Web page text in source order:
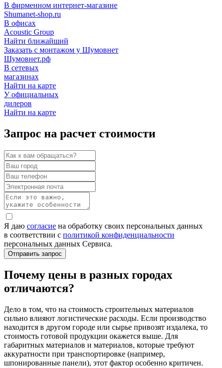
В фирменном интернет-магазине
Shumanet-shop.ru
В офисах
Acoustic Group
Найти ближайший
Заказать с монтажом у Шумовнет
Шумовнет.рф
В сетевых
магазинах
Найти на карте
У официальных
дилеров
Найти на карте
Запрос на расчет стоимости
Я даю согласие на обработку своих персональных данных
в соответствии с политикой конфиденциальности
персональных данных Сервиса.
Почему цены в разных городах
отличаются?
Дело в том, что на стоимость строительных материалов
сильно влияют логистические расходы. Если производство
находится в другом городе или сырье привозят издалека, то
стоимость готовой продукции окажется выше. Для
габаритных материалов и материалов, которые требуют
аккуратности при транспортировке (например,
шпонированные панели), этот фактор особенно критичен.